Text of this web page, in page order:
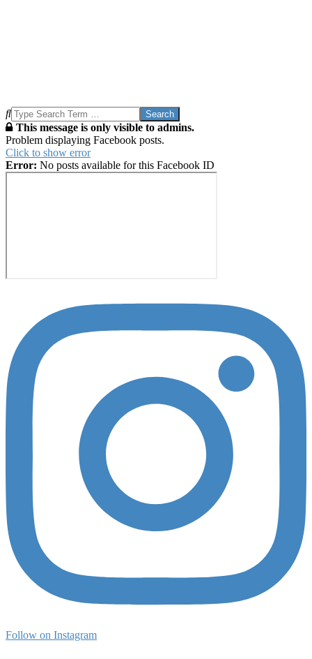
Search
This message is only visible to admins.
Problem displaying Facebook posts.
Click to show error
Error: No posts available for this Facebook ID
Follow on Instagram